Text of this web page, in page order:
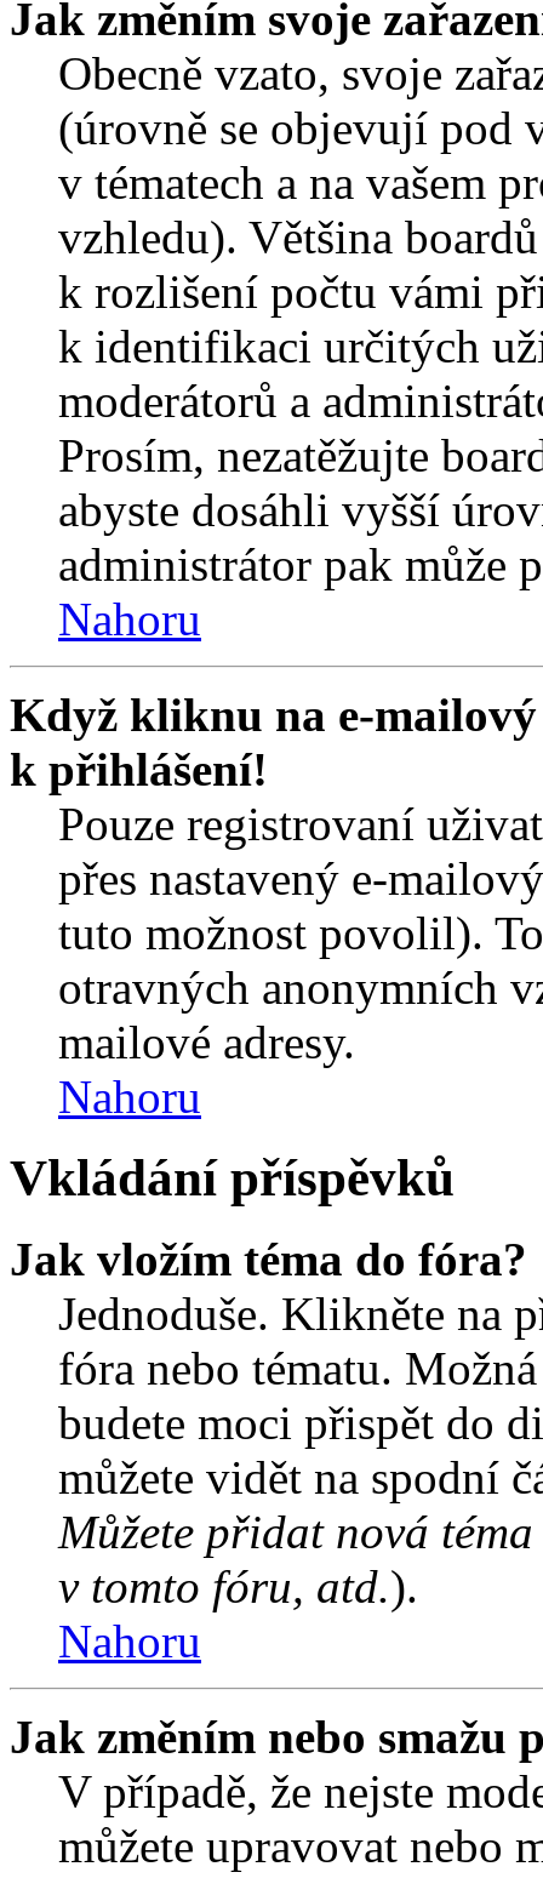
Jak změním svoje
Obecně vzato, svoje
(úrovně se objevují pod
v tématech a na vašem
vzhledu). Většina
k rozlišení počtu vámi
k identifikaci určitých
moderátorů a
Prosím, nezatěžujte
abyste dosáhli vyšší
administrátor pak může
Nahoru
Když kliknu na e-
k přihlášení!
Pouze registrovaní
přes nastavený e-
tuto možnost povolil).
otravných anonymních
mailové adresy.
Nahoru
Vkládání příspěvků
Jak vložím téma do fóra?
Jednoduše. Klikněte na
fóra nebo tématu.
budete moci přispět do
můžete vidět na spodní
Můžete přidat nová
v tomto fóru, atd.).
Nahoru
Jak změním nebo smažu
V případě, že nejste
můžete upravovat nebo